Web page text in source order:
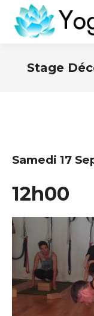
Stage
Samedi 17
12h00